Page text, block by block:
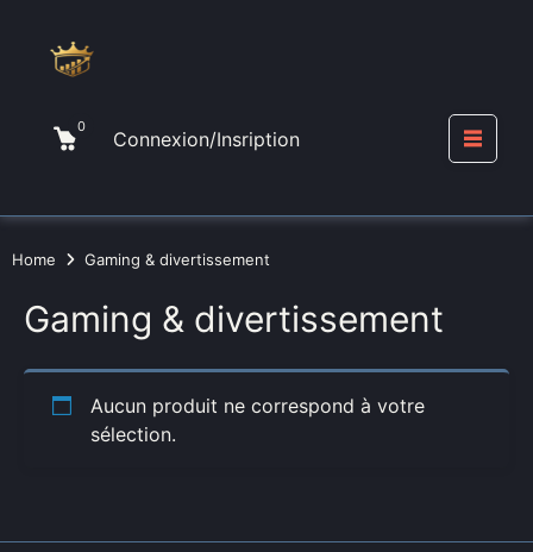
content
Cart
0
Connexion/Insription
Home Gaming & divertissement
Gaming & divertissement
Aucun produit ne correspond à votre
sélection.